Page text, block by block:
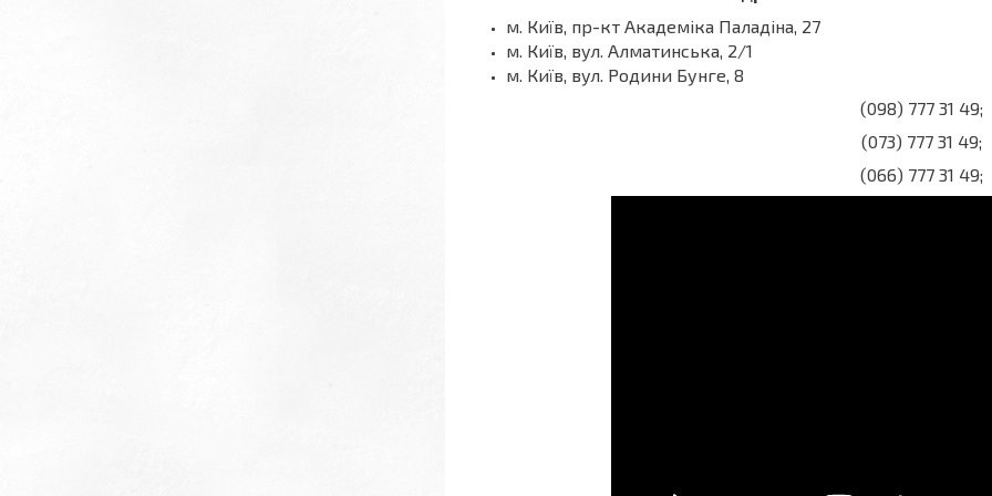
м. Київ, пр-кт Академіка Паладіна, 27
м. Київ, вул. Алматинська, 2/1
м. Київ, вул. Родини Бунге, 8
(098) 777 31 49;
(073) 777 31 49;
(066) 777 31 49;